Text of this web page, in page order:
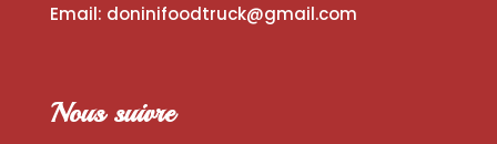
Email: doninifoodtruck@gmail.com
Nous suivre